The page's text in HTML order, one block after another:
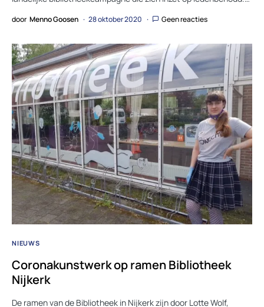
door Menno Goosen 28 oktober 2020 Geen reacties
NIEUWS
Coronakunstwerk op ramen Bibliotheek
Nijkerk
De ramen van de Bibliotheek in Nijkerk zijn door Lotte Wolf,